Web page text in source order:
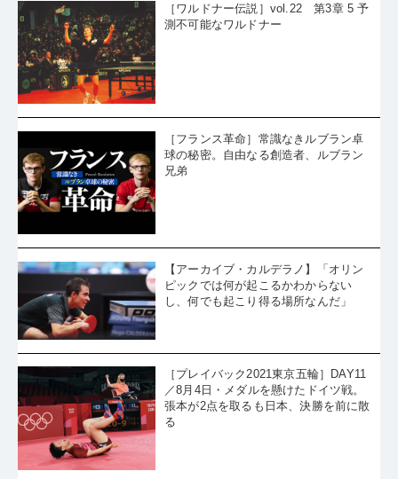
［ワルドナー伝説］vol.22 第3章 5 予
測不可能なワルドナー
［フランス革命］常識なきルブラン卓
球の秘密。自由なる創造者、ルブラン
兄弟
【アーカイブ・カルデラノ】「オリン
ピックでは何が起こるかわからない
し、何でも起こり得る場所なんだ」
［プレイバック2021東京五輪］DAY11
／8月4日・メダルを懸けたドイツ戦。
張本が2点を取るも日本、決勝を前に散
る